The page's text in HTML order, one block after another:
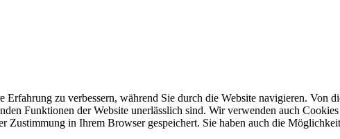
Erfahrung zu verbessern, während Sie durch die Website navigieren. Von
Funktionen der Website unerlässlich sind. Wir verwenden auch
Zustimmung in Ihrem Browser gespeichert. Sie haben auch die